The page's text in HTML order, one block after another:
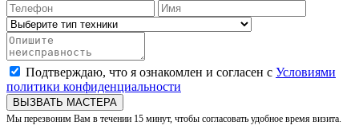
Подтверждаю, что я ознакомлен и согласен с Условиями
политики конфиденциальности
ВЫЗВАТЬ МАСТЕРА
Мы перезвоним Вам в течении 15 минут, чтобы согласовать удобное время визита.